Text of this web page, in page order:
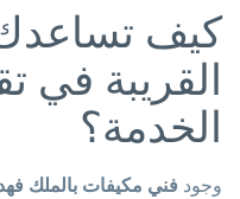
كيف
القريبة في
الخدمة؟
وجود فني مكيفات بالملك